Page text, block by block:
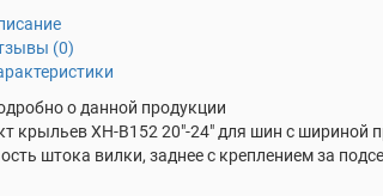
(0)
о данной продукции
крыльев XH-B152 20″-24″ для шин с шириной
штока вилки, заднее с креплением за